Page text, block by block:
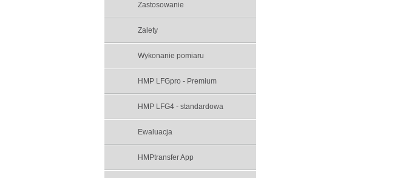
Zastosowanie
Zalety
Wykonanie pomiaru
HMP LFGpro - Premium
HMP LFG4 - standardowa
Ewaluacja
HMPtransfer App